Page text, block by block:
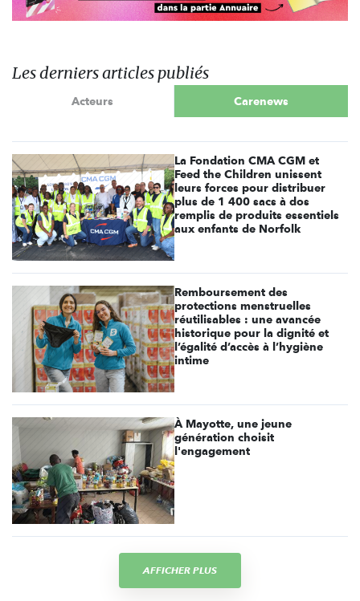
Les derniers articles publiés
Acteurs Carenews
La Fondation CMA CGM et
Feed the Children unissent
leurs forces pour distribuer
plus de 1 400 sacs à dos
remplis de produits essentiels
aux enfants de Norfolk
Remboursement des
protections menstruelles
réutilisables : une avancée
historique pour la dignité et
l’égalité d’accès à l’hygiène
intime
À Mayotte, une jeune
génération choisit
l'engagement
AFFICHER PLUS